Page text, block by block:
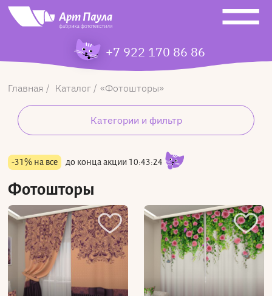
+7 922 170 86 86
Главная Каталог Фотошторы
Категории и фильтр
-31% на все до конца акции10:43:24
Фотошторы